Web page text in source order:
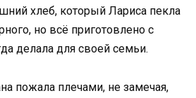
хлеб, который Лариса пекла
но всё приготовлено с
делала для своей семьи.
пожала плечами, не замечая,